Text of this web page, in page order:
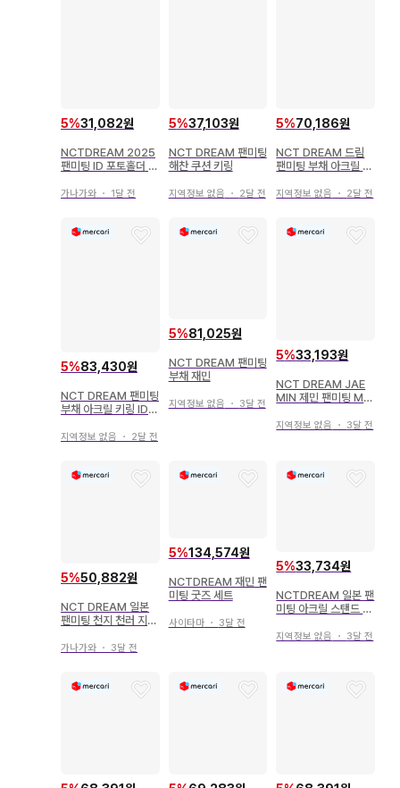
5%31,082원
NCTDREAM 2025
팬미팅 ID 포토홀더 제
가나가와 ・ 1달 전
5%37,103원
NCT DREAM 팬미팅
해찬 쿠션 키링
지역정보 없음 ・ 2달 전
5%70,186원
NCT DREAM 드림
팬미팅 부채 아크릴 키
지역정보 없음 ・ 2달 전
5%83,430원
NCT DREAM 팬미팅
부채 아크릴 키링 ID
지역정보 없음 ・ 2달 전
5%81,025원
NCT DREAM 팬미팅
부채 재민
지역정보 없음 ・ 3달 전
5%33,193원
NCT DREAM JAE
MIN 제민 팬미팅 MD
지역정보 없음 ・ 3달 전
5%50,882원
NCT DREAM 일본
팬미팅 천지 천러 지성
가나가와 ・ 3달 전
5%134,574원
NCTDREAM 재민 팬
미팅 굿즈 세트
사이타마・ 3달 전
5%33,734원
NCTDREAM 일본 팬
미팅 아크릴 스탠드 재
지역정보 없음 ・ 3달 전